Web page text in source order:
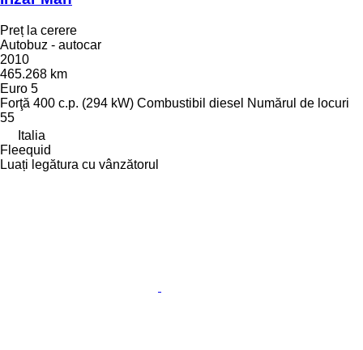
Preț la cerere
Autobuz - autocar
2010
465.268 km
Euro 5
Forţă 400 c.p. (294 kW) Combustibil diesel Numărul de locuri
55
Italia
Fleequid
Luați legătura cu vânzătorul